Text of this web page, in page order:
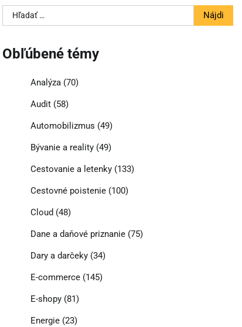
Hľadať:
Obľúbené témy
Analýza(70)
Audit(58)
Automobilizmus (49)
Bývanie a reality(49)
Cestovanie a letenky(133)
Cestovné poistenie(100)
Cloud (48)
Dane a daňové priznanie(75)
Dary a darčeky(34)
E-commerce(145)
E-shopy(81)
Energie(23)